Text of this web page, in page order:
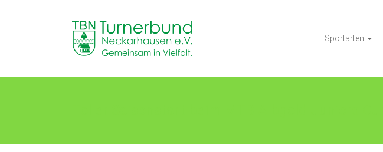
TB
Neckarhausen
in
Sportarten